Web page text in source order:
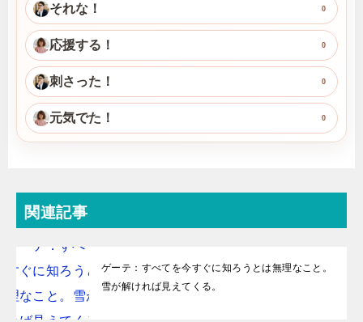
それな！ 0
応援する！ 0
刺さった！ 0
元気でた！ 0
関連記事
ゲーテ：すべてを今すぐに知ろうとは無理なこと。
雪が解ければ見えてくる。